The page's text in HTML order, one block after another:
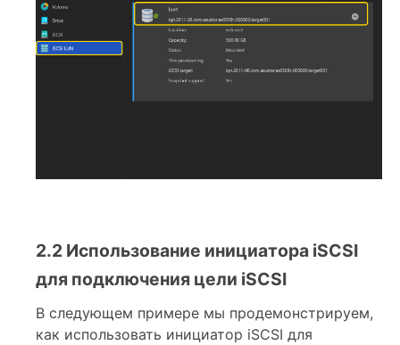
2.2 Использование инициатора iSCSI
для подключения цели iSCSI
В следующем примере мы продемонстрируем,
как использовать инициатор iSCSI для